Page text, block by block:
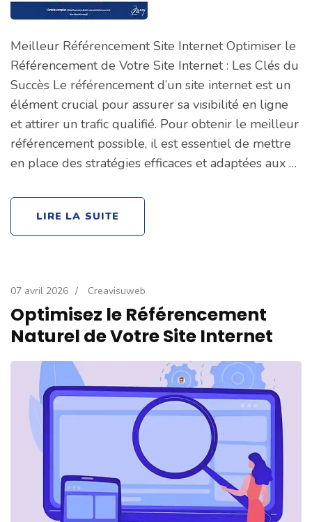
Meilleur Référencement Site Internet Optimiser le
Référencement de Votre Site Internet : Les Clés du
Succès Le référencement d’un site internet est un
élément crucial pour assurer sa visibilité en ligne
et attirer un trafic qualifié. Pour obtenir le meilleur
référencement possible, il est essentiel de mettre
en place des stratégies efficaces et adaptées aux …
LIRE LA SUITE
07 avril 2026 / Creavisuweb
Optimisez le Référencement
Naturel de Votre Site Internet